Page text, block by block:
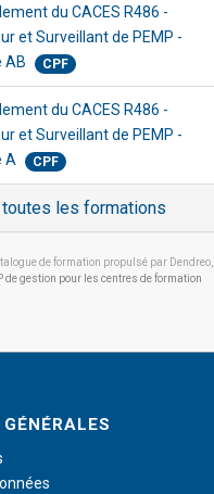
du CACES R486 -
et Surveillant de PEMP -
AB
CPF
du CACES R486 -
et Surveillant de PEMP -
A
CPF
les formations
de formation propulsé par Dendreo,
de gestion pour les centres de formation